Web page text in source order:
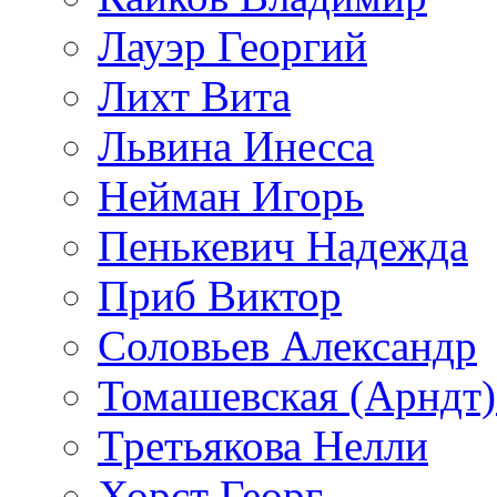
Лауэр Георгий
Лихт Вита
Львина Инесса
Нейман Игорь
Пенькевич Надежда
Приб Виктор
Соловьев Александр
Томашевская
Третьякова Нелли